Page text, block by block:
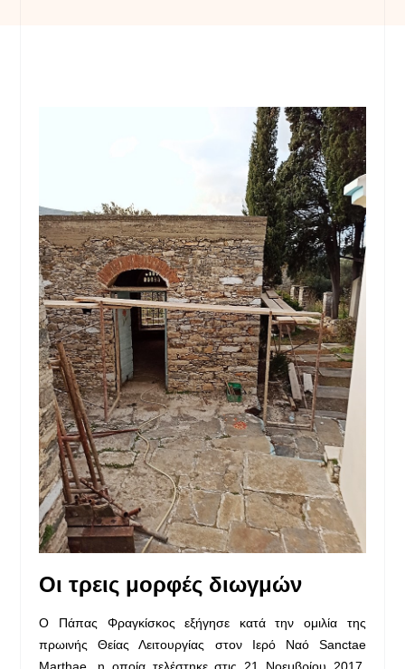
Οι τρεις μορφές διωγμών
Ο Πάπας Φραγκίσκος εξήγησε κατά την ομιλία της
πρωινής Θείας Λειτουργίας στον Ιερό Ναό Sanctae